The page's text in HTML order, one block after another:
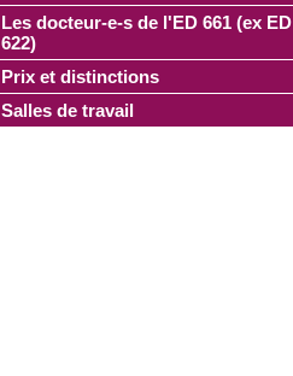
Les docteur-e-s de l'ED 661 (ex ED
622)
Prix et distinctions
Salles de travail